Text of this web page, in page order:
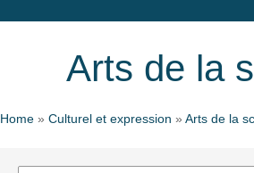
Arts de la
Home » Culturel et expression » Arts de la